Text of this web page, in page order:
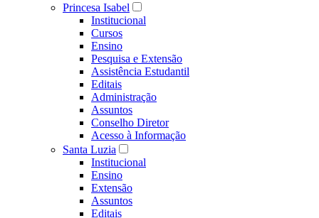
Princesa Isabel
Institucional
Cursos
Ensino
Pesquisa e Extensão
Assistência Estudantil
Editais
Administração
Assuntos
Conselho Diretor
Acesso à Informação
Santa Luzia
Institucional
Ensino
Extensão
Assuntos
Editais